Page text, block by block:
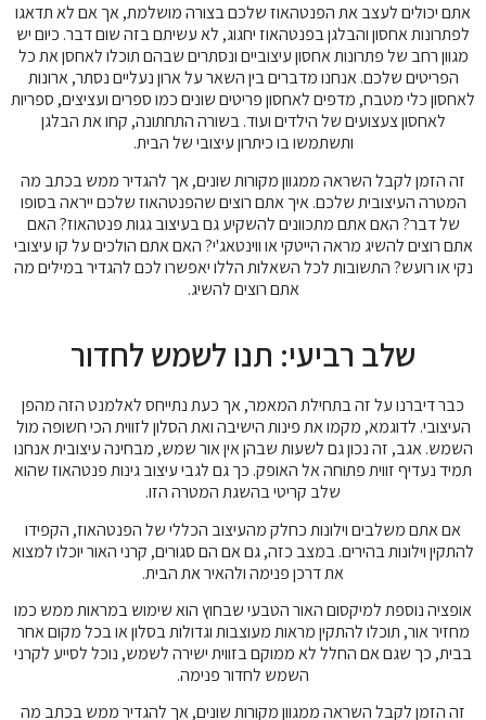
אתם יכולים לעצב את הפנטהאוז שלכם בצורה מושלמת, אך אם לא תדאגו
לפתרונות אחסון והבלגן בפנטהאוז יחגוג, לא עשיתם בזה שום דבר. כיום יש
מגוון רחב של פתרונות אחסון עיצוביים ונסתרים שבהם תוכלו לאחסן את כל
הפריטים שלכם. אנחנו מדברים בין השאר על ארון נעליים נסתר, ארונות
לאחסון כלי מטבח, מדפים לאחסון פריטים שונים כמו ספרים ועציצים, ספריות
לאחסון צעצועים של הילדים ועוד. בשורה התחתונה, קחו את הבלגן
ותשתמשו בו כיתרון עיצובי של הבית.
זה הזמן לקבל השראה ממגוון מקורות שונים, אך להגדיר ממש בכתב מה
המטרה העיצובית שלכם. איך אתם רוצים שהפנטהאוז שלכם ייראה בסופו
של דבר? האם אתם מתכוונים להשקיע גם בעיצוב גגות פנטהאוז? האם
אתם רוצים להשיג מראה הייטקי או ווינטאג'י? האם אתם הולכים על קו עיצובי
נקי או רועש? התשובות לכל השאלות הללו יאפשרו לכם להגדיר במילים מה
אתם רוצים להשיג.
שלב רביעי: תנו לשמש לחדור
כבר דיברנו על זה בתחילת המאמר, אך כעת נתייחס לאלמנט הזה מהפן
העיצובי. לדוגמא, מקמו את פינות הישיבה ואת הסלון לזווית הכי חשופה מול
השמש. אגב, זה נכון גם לשעות שבהן אין אור שמש, מבחינה עיצובית אנחנו
תמיד נעדיף זווית פתוחה אל האופק. כך גם לגבי עיצוב גינות פנטהאוז שהוא
שלב קריטי בהשגת המטרה הזו.
אם אתם משלבים וילונות כחלק מהעיצוב הכללי של הפנטהאוז, הקפידו
להתקין וילונות בהירים. במצב כזה, גם אם הם סגורים, קרני האור יוכלו למצוא
את דרכן פנימה ולהאיר את הבית.
אופציה נוספת למיקסום האור הטבעי שבחוץ הוא שימוש במראות ממש כמו
מחזיר אור, תוכלו להתקין מראות מעוצבות וגדולות בסלון או בכל מקום אחר
בבית, כך שגם אם החלל לא ממוקם בזווית ישירה לשמש, נוכל לסייע לקרני
השמש לחדור פנימה.
זה הזמן לקבל השראה ממגוון מקורות שונים, אך להגדיר ממש בכתב מה